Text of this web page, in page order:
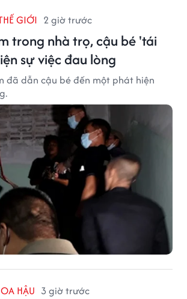
GIỚI 2 giờ trước
trong nhà trọ, cậu bé 'tái
sự việc đau lòng
đã dẫn cậu bé đến một phát hiện
HẬU 3 giờ trước